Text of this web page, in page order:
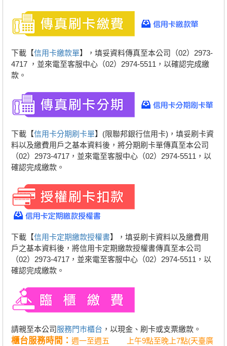
下載【信用卡繳款單】，填妥資料傳真至本公司（02）2973-
4717 ，並來電至客服中心（02）2974-5511，以確認完成繳
款。
下載【信用卡分期刷卡單】(限聯邦銀行信用卡)，填妥刷卡資
料以及繳費用戶之基本資料後，將分期刷卡單傳真至本公司
（02）2973-4717，並來電至客服中心（02）2974-5511，以
確認完成繳款。
下載【信用卡定期繳款授權書】，填妥刷卡資料以及繳費用
戶之基本資料後，將信用卡定期繳款授權書傳真至本公司
（02）2973-4717，並來電至客服中心（02）2974-5511，以
確認完成繳款。
請親至本公司服務門巿櫃台 ，以現金、刷卡或支票繳款。
櫃台服務時間： 週一至週五 上午9點至晚上7點(天臺廣